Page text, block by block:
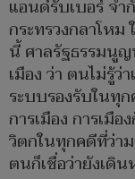
แอนด์รับเบอร์ จ
กระทรวงกลาโห
นี้ ศาลรัฐธรรมนู
เมือง ว่า ตนไม่รู้ว่
ระบบรองรับในทุ
การเมือง การเมื
วิตกในทุกคดีที่ว่า
ตนก็เชื่อว่ายังเดิ